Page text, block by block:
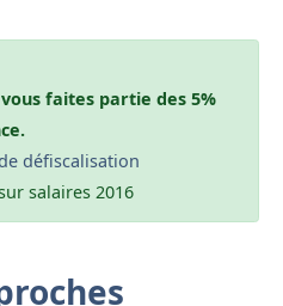
vous faites partie des 5%
défiscalisation
salaires 2016